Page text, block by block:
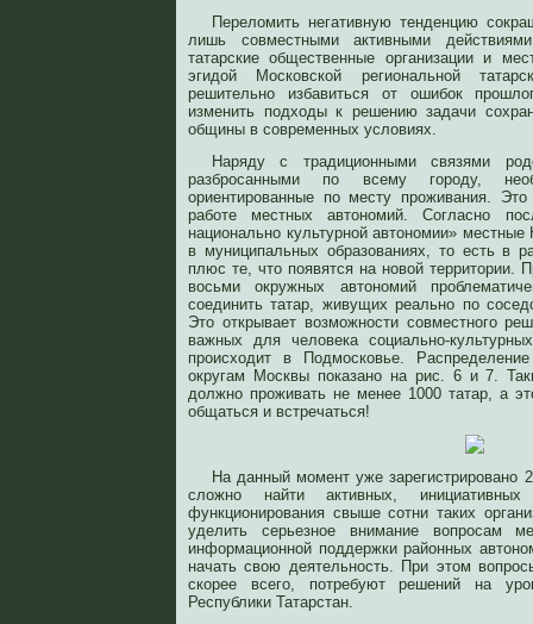
Переломить негативную тенденцию
лишь совместными активными
татарские общественные организации и
эгидой Московской региональной
решительно избавиться от ошибок
изменить подходы к решению задачи
общины в современных условиях.
Наряду с традиционными связями
разбросанными по всему городу,
ориентированные по месту проживания.
работе местных автономий. Согласно
национально культурной автономии»
в муниципальных образованиях, то есть в
плюс те, что появятся на новой территории.
восьми окружных автономий
соединить татар, живущих реально по
Это открывает возможности совместного
важных для человека социально-
происходит в Подмосковье.
округам Москвы показано на рис. 6 и 7.
должно проживать не менее 1000 татар, а
общаться и встречаться!
На данный момент уже
сложно найти активных,
функционирования свыше сотни таких
уделить серьезное внимание вопросам
информационной поддержки районных
начать свою деятельность. При этом
скорее всего, потребуют решений на
Республики Татарстан.